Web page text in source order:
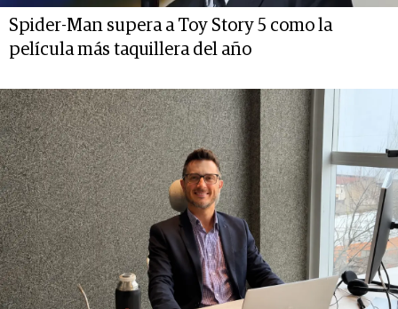
Spider-Man supera a Toy Story 5 como la
película más taquillera del año